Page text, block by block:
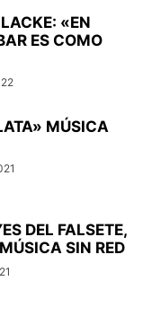
«EN
ES COMO
MÚSICA
DEL FALSETE,
SIN RED